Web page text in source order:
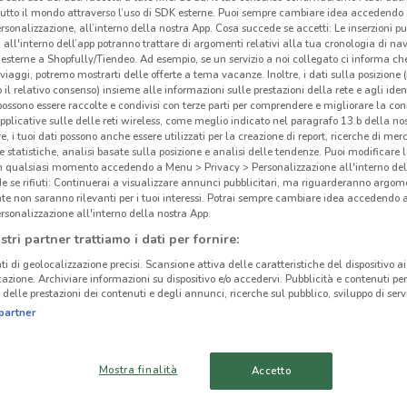
NOVATE MILANESE
il mondo attraverso l’uso di SDK esterne. Puoi sempre cambiare idea accedendo
all’interno della nostra App. Cosa succede se accetti: Le inserzioni
all'interno dell’app potranno trattare di argomenti relativi alla tua cronologia di
a Shopfully/Tiendeo. Ad esempio, se un servizio a noi collegato ci informa
potremo mostrarti delle offerte a tema vacanze. Inoltre, i dati sulla posizione
il relativo consenso) insieme alle informazioni sulle prestazioni della rete e agli
essere raccolte e condivisi con terze parti per comprendere e migliorare la
sulle delle reti wireless, come meglio indicato nel paragrafo 13.b della
i tuoi dati possono anche essere utilizzati per la creazione di report, ricerche di
statistiche, analisi basate sulla posizione e analisi delle tendenze. Puoi modificare
qualsiasi momento accedendo a Menu > Privacy > Personalizzazione all'interno
se rifiuti: Continuerai a visualizzare annunci pubblicitari, ma riguarderanno
non saranno rilevanti per i tuoi interessi. Potrai sempre cambiare idea accedendo
all'interno della nostra App.
partner trattiamo i dati per fornire:
di geolocalizzazione precisi. Scansione attiva delle caratteristiche del dispositivo
Archiviare informazioni su dispositivo e/o accedervi. Pubblicità e contenuti
prestazioni dei contenuti e degli annunci, ricerche sul pubblico, sviluppo di
Mostra finalità Accetto